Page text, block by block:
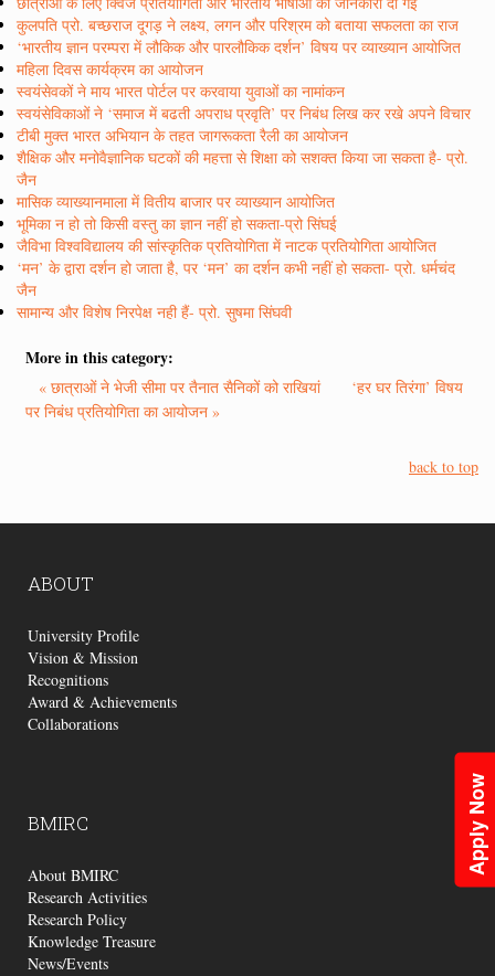
Apply Now
कुलपति प्रो. बच्छराज दूगड़ ने लक्ष्य, लगन और परिश्रम को बताया सफलता का राज
‘भारतीय ज्ञान परम्परा में लौकिक और पारलौकिक दर्शन’ विषय पर व्याख्यान आयोजित
महिला दिवस कार्यक्रम का आयोजन
स्वयंसेवकों ने माय भारत पोर्टल पर करवाया युवाओं का नामांकन
स्वयंसेविकाओं ने ‘समाज में बढती अपराध प्रवृति’ पर निबंध लिख कर रखे अपने विचार
टीबी मुक्त भारत अभियान के तहत जागरूकता रैली का आयोजन
शैक्षिक और मनोवैज्ञानिक घटकों की महत्ता से शिक्षा को सशक्त किया जा सकता है- प्रो.
जैन
मासिक व्याख्यानमाला में वितीय बाजार पर व्याख्यान आयोजित
भूमिका न हो तो किसी वस्तु का ज्ञान नहीं हो सकता-प्रो सिंघई
जैविभा विश्वविद्यालय की सांस्कृतिक प्रतियोगिता में नाटक प्रतियोगिता आयोजित
‘मन’ के द्वारा दर्शन हो जाता है, पर ‘मन’ का दर्शन कभी नहीं हो सकता- प्रो. धर्मचंद
जैन
सामान्य और विशेष निरपेक्ष नही हैं- प्रो. सुषमा सिंघवी
More in this category:
« छात्राओं ने भेजी सीमा पर तैनात सैनिकों को राखियां
‘हर घर तिरंगा’ विषय
पर निबंध प्रतियोगिता का आयोजन »
back to top
ABOUT
University Profile
Vision & Mission
Recognitions
Award & Achievements
Collaborations
BMIRC
About BMIRC
Research Activities
Research Policy
Knowledge Treasure
News/Events